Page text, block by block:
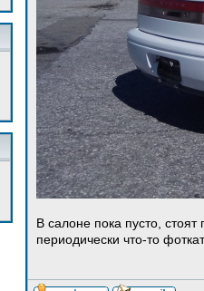
В салоне пока пусто,
периодически что-то